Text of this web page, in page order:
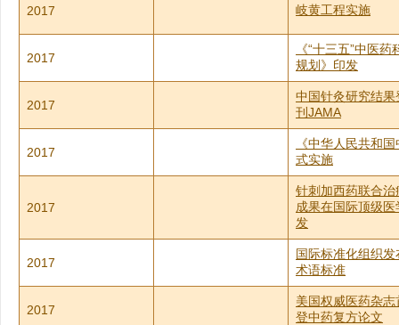
2017 岐黄工程实施
2017
《“十三五”中医
规划》印发
2017
中国针灸研究结
刊JAMA
2017
《中华人民共和
式实施
2017
针刺加西药联合治
成果在国际顶级
发
2017
国际标准化组织
术语标准
2017
美国权威医药杂
登中药复方论文